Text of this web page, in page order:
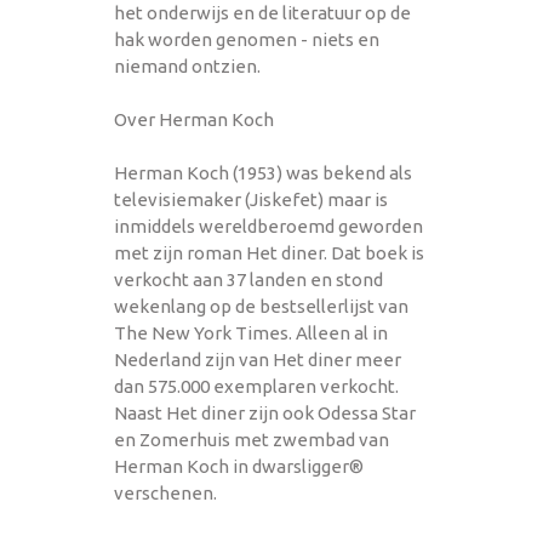
het onderwijs en de literatuur op de
hak worden genomen - niets en
niemand ontzien.
Over Herman Koch
Herman Koch (1953) was bekend als
televisiemaker (Jiskefet) maar is
inmiddels wereldberoemd geworden
met zijn roman Het diner. Dat boek is
verkocht aan 37 landen en stond
wekenlang op de bestsellerlijst van
The New York Times. Alleen al in
Nederland zijn van Het diner meer
dan 575.000 exemplaren verkocht.
Naast Het diner zijn ook Odessa Star
en Zomerhuis met zwembad van
Herman Koch in dwarsligger®
verschenen.